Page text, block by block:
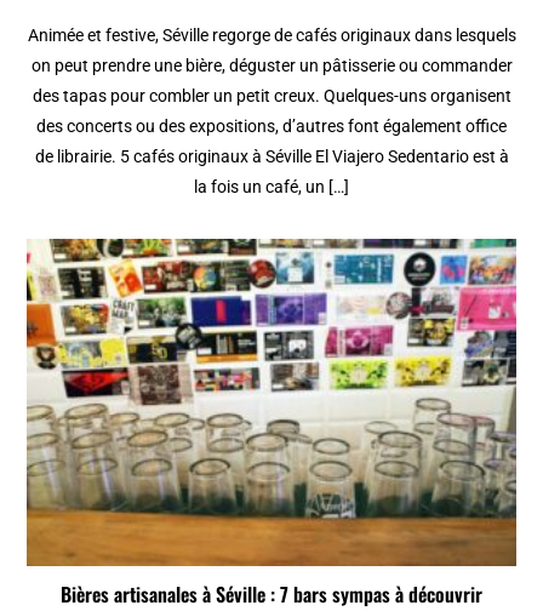
Animée et festive, Séville regorge de cafés originaux dans lesquels
on peut prendre une bière, déguster un pâtisserie ou commander
des tapas pour combler un petit creux. Quelques-uns organisent
des concerts ou des expositions, d’autres font également office
de librairie. 5 cafés originaux à Séville El Viajero Sedentario est à
la fois un café, un […]
Bières artisanales à Séville : 7 bars sympas à découvrir